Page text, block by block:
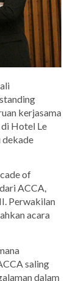
kerjasama
Hotel Le
dekade
of
ACCA,
Perwakilan
acara
saling
dalam